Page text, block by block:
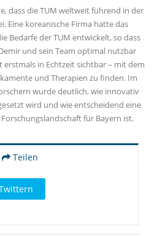
dass die TUM weltweit führend in der
Eine koreanische Firma hatte das
Bedarfe der TUM entwickelt, so dass
und sein Team optimal nutzbar
erstmals in Echtzeit sichtbar – mit dem
und Therapien zu finden. Im
wurde deutlich, wie innovativ
wird und wie entscheidend eine
für Bayern ist.
Teilen